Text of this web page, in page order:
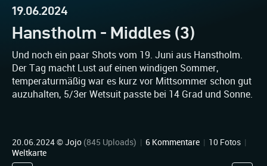
19.06.2024
Hanstholm - Middles (3)
Und noch ein paar Shots vom 19. Juni aus Hanstholm.
Der Tag macht Lust auf einen windigen Sommer,
temperaturmäßig war es kurz vor Mittsommer schon gut
auzuhalten, 5/3er Wetsuit passte bei 14 Grad und Sonne.
20.06.2024 ©Jojo (845 Uploads) | 6 Kommentare | 10 Fotos |
Weltkarte